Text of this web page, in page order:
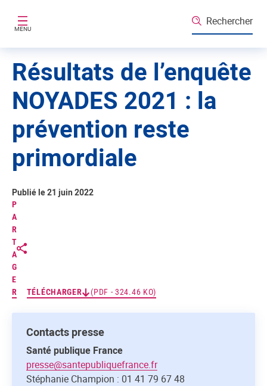
MENU
Rechercher
Résultats de l’enquête
NOYADES 2021 : la
prévention reste
primordiale
P
A
R
T
A
G
E
R
TÉLÉCHARGER (PDF - 324.46 KO)
Publié le 21 juin 2022
Contacts presse
Santé publique France
presse@santepubliquefrance.fr
Stéphanie Champion : 01 41 79 67 48